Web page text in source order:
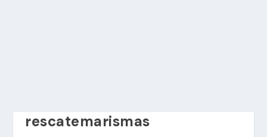
rescatemarismas